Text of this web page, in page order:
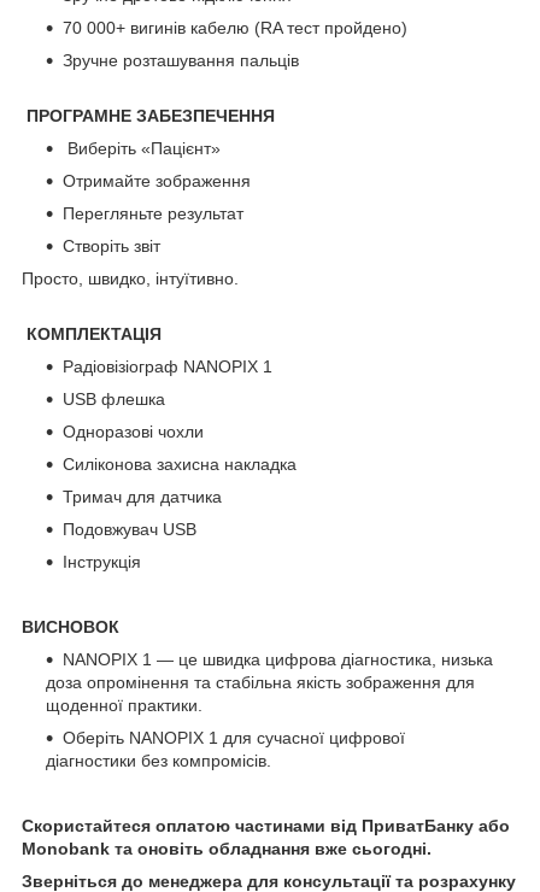
70 000+ вигинів кабелю (RA тест пройдено)
Зручне розташування пальців
ПРОГРАМНЕ ЗАБЕЗПЕЧЕННЯ
Виберіть «Пацієнт»
Отримайте зображення
Перегляньте результат
Створіть звіт
Просто, швидко, інтуїтивно.
КОМПЛЕКТАЦІЯ
Радіовізіограф NANOPIX 1
USB флешка
Одноразові чохли
Силіконова захисна накладка
Тримач для датчика
Подовжувач USB
Інструкція
ВИСНОВОК
NANOPIX 1 — це швидка цифрова діагностика, низька
доза опромінення та стабільна якість зображення для
щоденної практики.
Оберіть NANOPIX 1 для сучасної цифрової
діагностики без компромісів.
Скористайтеся оплатою частинами від ПриватБанку або
Monobank та оновіть обладнання вже сьогодні.
Зверніться до менеджера для консультації та розрахунку